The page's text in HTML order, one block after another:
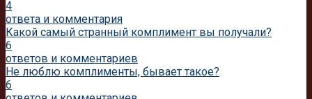
4
ответа и комментария
Какой самый странный комплимент вы получали?
6
ответов и комментариев
Не люблю комплименты, бывает такое?
6